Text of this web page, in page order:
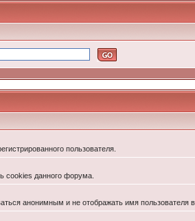
пользователя.
cookies данного форума.
анонимным и не отображать имя пользователя